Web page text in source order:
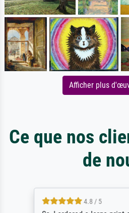
Afficher plus
Ce que nos
de
4.8 / 5